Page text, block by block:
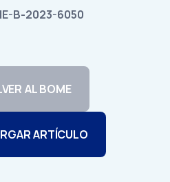
B-2023-6050
AL BOME
ARTÍCULO